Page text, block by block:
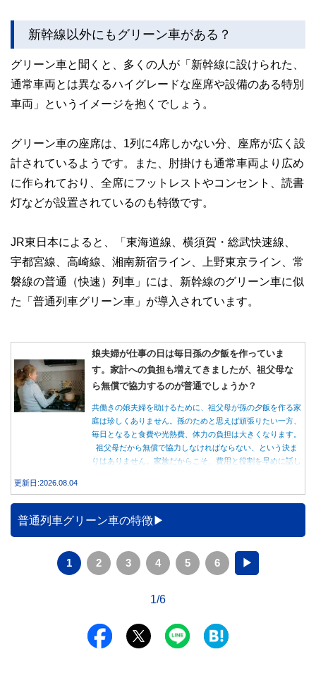
新幹線以外にもグリーン車がある？
グリーン車と聞くと、多くの人が「新幹線に設けられた、
通常車両とは異なるハイグレードな座席や設備のある特別
車両」というイメージを抱くでしょう。
グリーン車の座席は、1列に4席しかない分、座席が広く設
計されているようです。また、肘掛けも通常車両より広め
に作られており、全席にフットレストやコンセント、読書
灯などが設置されているのも特徴です。
JR東日本によると、「東海道線、横須賀・総武快速線、
宇都宮線、高崎線、湘南新宿ライン、上野東京ライン、常
磐線の普通（快速）列車」には、新幹線のグリーン車に似
た「普通列車グリーン車」が導入されています。
娘夫婦が仕事の日は毎日孫の夕飯を作っていま
す。家計への負担も増えてきましたが、祖父母な
ら無償で協力するのが普通でしょうか？
共働きの娘夫婦を助けるために、祖父母が孫の夕飯を作る家
庭は珍しくありません。孫のためと思えば頑張りたい一方、
毎日となると食費や光熱費、体力の負担は大きくなります。
祖父母だから無償で協力しなければならない、という決ま
りはありません。家族だからこそ、費用と役割を早めに話し
更新日:2026.08.04
普通列車グリーン車の特徴
1 2 3 4 5 6 ▶
1/6